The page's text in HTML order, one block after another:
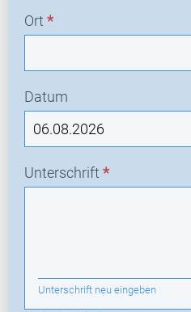
Ort *
Datum
Unterschrift *
Unterschrift neu eingeben